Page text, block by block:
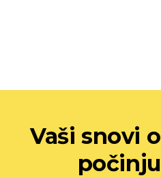
Vaši snovi